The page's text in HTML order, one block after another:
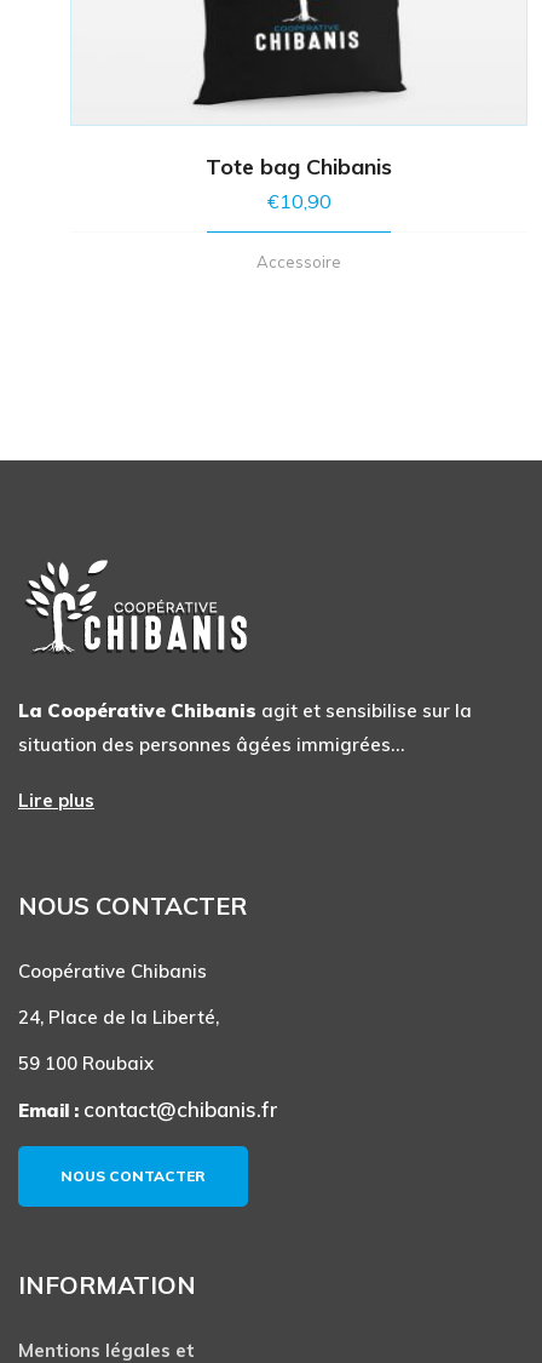
Tote bag Chibanis
€10,90
Accessoire
La Coopérative Chibanis agit et sensibilise sur la
situation des personnes âgées immigrées…
Lire plus
NOUS CONTACTER
Coopérative Chibanis
24, Place de la Liberté,
59 100 Roubaix
Email : contact@chibanis.fr
NOUS CONTACTER
INFORMATION
Mentions légales et